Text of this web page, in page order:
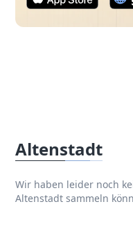
Altenstadt
Wir haben leider noch
Altenstadt sammeln